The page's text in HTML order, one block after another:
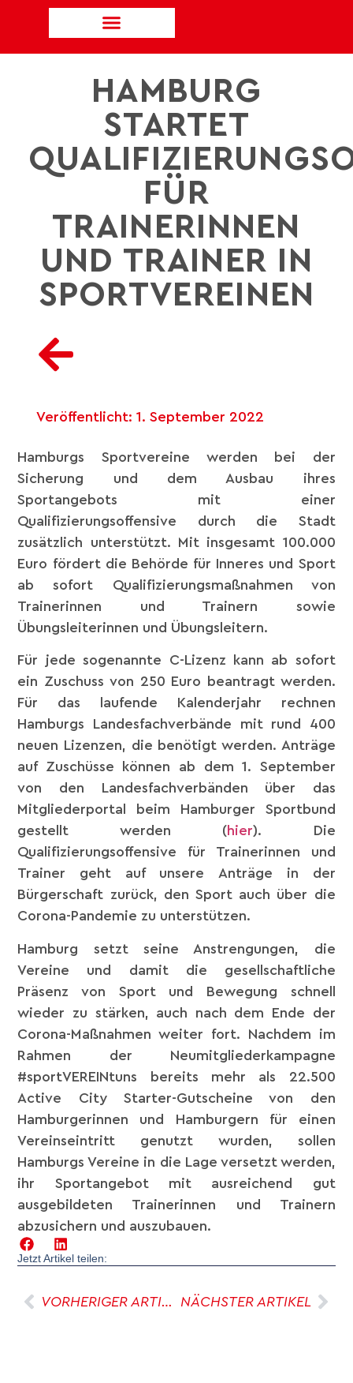
HAMBURG
STARTET
FÜR
TRAINERINNEN
UND TRAINER IN
SPORTVEREINEN
Veröffentlicht: 1. September 2022
Hamburgs Sportvereine werden bei der
Sicherung und dem Ausbau ihres
Sportangebots mit einer
Qualifizierungsoffensive durch die Stadt
zusätzlich unterstützt. Mit insgesamt 100.000
Euro fördert die Behörde für Inneres und Sport
ab sofort Qualifizierungsmaßnahmen von
Trainerinnen und Trainern sowie
Übungsleiterinnen und Übungsleitern.
Für jede sogenannte C-Lizenz kann ab sofort
ein Zuschuss von 250 Euro beantragt werden.
Für das laufende Kalenderjahr rechnen
Hamburgs Landesfachverbände mit rund 400
neuen Lizenzen, die benötigt werden. Anträge
auf Zuschüsse können ab dem 1. September
von den Landesfachverbänden über das
Mitgliederportal beim Hamburger Sportbund
gestellt werden (hier). Die
Qualifizierungsoffensive für Trainerinnen und
Trainer geht auf unsere Anträge in der
Bürgerschaft zurück, den Sport auch über die
Corona-Pandemie zu unterstützen.
Hamburg setzt seine Anstrengungen, die
Vereine und damit die gesellschaftliche
Präsenz von Sport und Bewegung schnell
wieder zu stärken, auch nach dem Ende der
Corona-Maßnahmen weiter fort. Nachdem im
Rahmen der Neumitgliederkampagne
#sportVEREINtuns bereits mehr als 22.500
Active City Starter-Gutscheine von den
Hamburgerinnen und Hamburgern für einen
Vereinseintritt genutzt wurden, sollen
Hamburgs Vereine in die Lage versetzt werden,
ihr Sportangebot mit ausreichend gut
ausgebildeten Trainerinnen und Trainern
abzusichern und auszubauen.
Jetzt Artikel teilen:
VORHERIGER ARTIKEL NÄCHSTER ARTIKEL